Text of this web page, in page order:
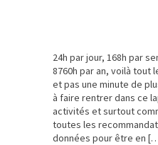
24h par jour, 168h par
8760h par an, voilà tout
et pas une minute de
à faire rentrer dans ce
activités et surtout
toutes les
données pour être en